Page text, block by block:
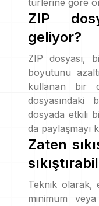
türlerine göre
ZIP
geliyor?
ZIP dosyası,
boyutunu
kullanan bir
dosyada etkili
da paylaşmayı
Zaten
Teknik olarak,
minimum